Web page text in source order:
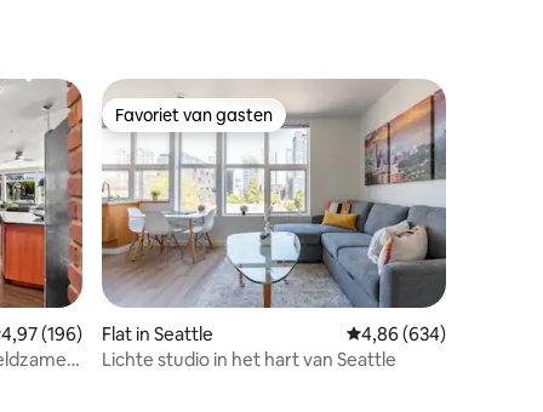
beoordeling van 4,97 op 5, 196 recensies
4,97 (196)
Favoriet van gasten
Favoriet van gasten
Flat in Seattle Gemiddelde
4,86 (634)
Lichte studio in het hart van Seattle